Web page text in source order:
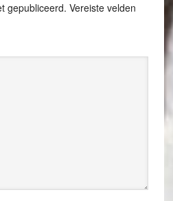
gepubliceerd. Vereiste velden